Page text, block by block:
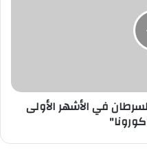
في الأشهر الأولى